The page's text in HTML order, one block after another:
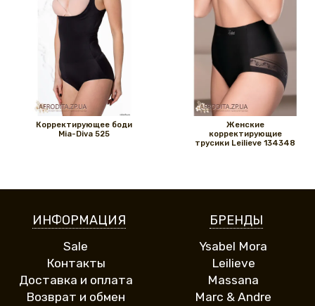
Корректирующее боди
Mia-Diva 525
Женские
корректирующие
трусики Leilieve 134348
ИНФОРМАЦИЯ
Sale
Контакты
Доставка и оплата
Возврат и обмен
БРЕНДЫ
Ysabel Mora
Leilieve
Massana
Marc & Andre